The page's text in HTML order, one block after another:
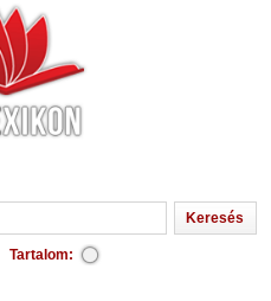
Tartalom: